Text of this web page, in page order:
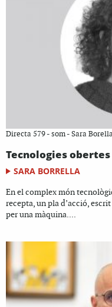
Directa 579 - som - Sara
Tecnologies
SARA BORRELLA
En el complex món
recepta, un pla d’acció,
per una màquina....